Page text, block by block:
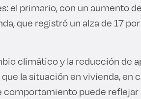
el primario, con un aumento
que registró un alza de 17
climático y la reducción de
la situación en vivienda, en
comportamiento puede